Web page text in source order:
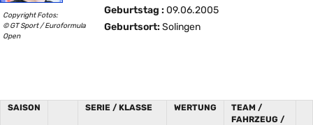
Copyright Fotos:
© GT Sport / Euroformula
Open
Geburtstag : 09.06.2005
Geburtsort: Solingen
SAISON SERIE / KLASSE WERTUNG
TEAM /
FAHRZEUG /